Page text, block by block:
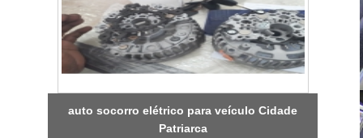
auto socorro elétrico para veículo Cidade
Patriarca